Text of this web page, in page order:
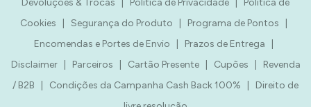
Cookies
Segurança do Produto Programa de Pontos
Encomendas e Portes de Envio
Prazos de Entrega
Disclaimer| Parceiros Cartão Presente| Cupões
Revenda
/ B2B
Condições da Campanha Cash Back 100%
Direito de